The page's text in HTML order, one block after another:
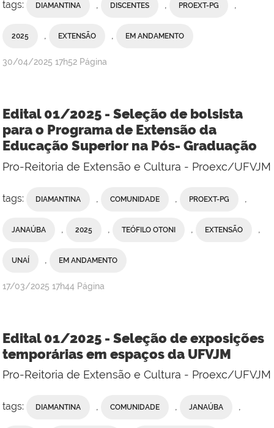
tags: DIAMANTINA , DISCENTES , PROEXT-PG ,
2025 , EXTENSÃO , EM ANDAMENTO
publicado
30/04/2025 17h52 Página
Edital 01/2025 - Seleção de bolsista
para o Programa de Extensão da
Educação Superior na Pós- Graduação
Pro-Reitoria de Extensão e Cultura - Proexc/UFVJM
tags: DIAMANTINA COMUNIDADE PROEXT-PG
JANAÚBA 2025 TEÓFILO OTONI EXTENSÃO
UNAÍ EM ANDAMENTO
publicado
17/03/2025 17h44 Página
Edital 01/2025 - Seleção de exposições
temporárias em espaços da UFVJM
Pro-Reitoria de Extensão e Cultura - Proexc/UFVJM
tags: DIAMANTINA , COMUNIDADE , JANAÚBA ,